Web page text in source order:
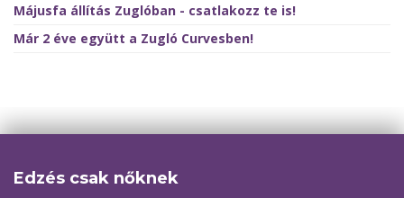
Májusfa állítás Zuglóban - csatlakozz te is!
Már 2 éve együtt a Zugló Curvesben!
Edzés csak nőknek